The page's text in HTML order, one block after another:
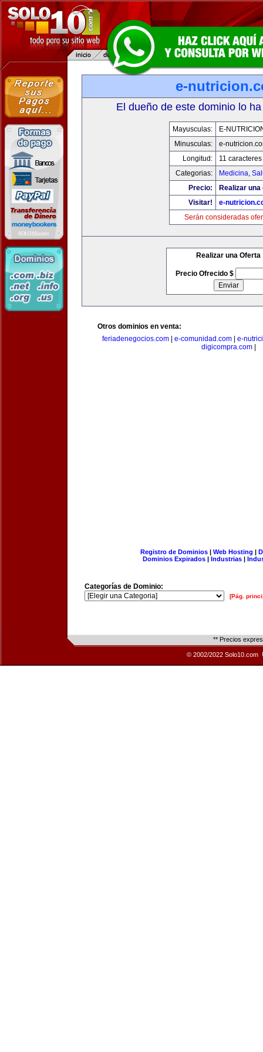
e-
El dueño de este dominio lo
Mayusculas:
E-
Minusculas:
e-
Longitud:
11 caracteres
Categorias:
Medicina,
Precio:
Realizar
Visitar!
e-
Serán consideradas
Realizar una Oferta
Precio Ofrecido $
Otros dominios en venta:
feriadenegocios.com| e-comunidad.com| e-
digicompra.com|
Registro de Dominios| Web Hosting |
Dominios Expirados | Industrias |
Categorías de Dominio:
[Pág.
** Precios
© 2002/2022 Solo10.com